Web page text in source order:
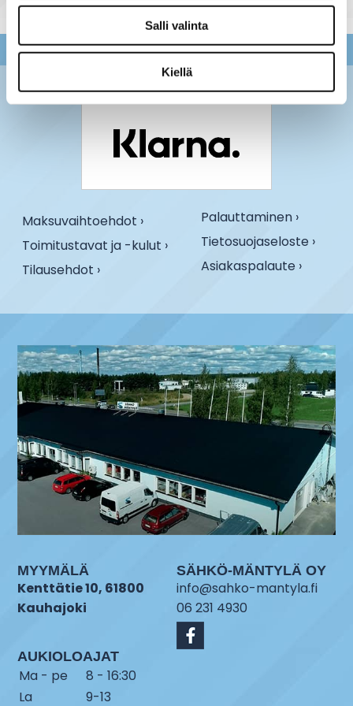
Salli valinta
Kiellä
Maksuvaihtoehdot ›
Toimitustavat ja -kulut ›
Tilausehdot ›
Palauttaminen ›
Tietosuojaseloste ›
Asiakaspalaute ›
MYYMÄLÄ
Kenttätie 10, 61800
Kauhajoki
AUKIOLOAJAT
Ma - pe
8 - 16:30
La
9-13
SÄHKÖ-MÄNTYLÄ OY
info@sahko-mantyla.fi
06 231 4930